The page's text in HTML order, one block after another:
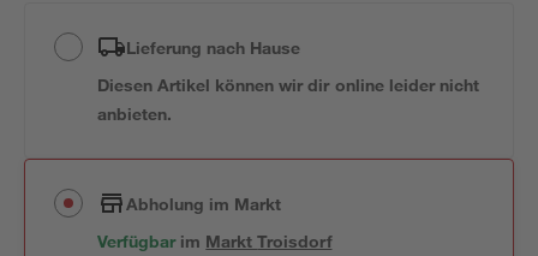
Lieferung nach Hause
Diesen Artikel können wir dir online leider nicht
anbieten.
Abholung im Markt
Verfügbar im MarktTroisdorf